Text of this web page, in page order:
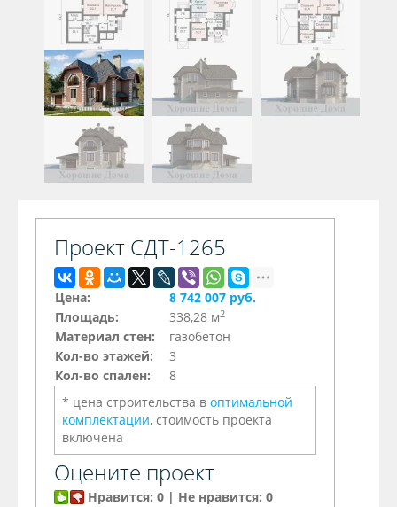
Проект СДТ-1265
Цена:
8 742 007 руб.
Площадь:
338,28 м2
Материал стен:
газобетон
Кол-во этажей:
3
Кол-во спален:
8
* цена строительства в оптимальной
комплектации, стоимость проекта
включена
Оцените проект
Нравится: 0 | Не нравится: 0